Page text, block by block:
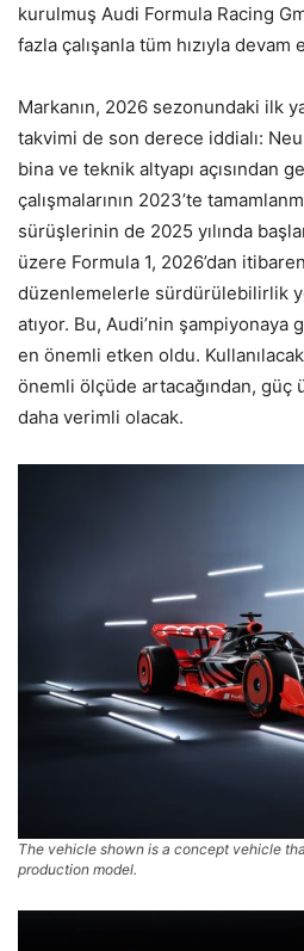
kurulmuş Audi Formula Racing
fazla çalışanla tüm hızıyla devam
Markanın, 2026 sezonundaki ilk
takvimi de son derece iddialı:
bina ve teknik altyapı açısından
çalışmalarının 2023’te
sürüşlerinin de 2025 yılında
üzere Formula 1, 2026’dan
düzenlemelerle sürdürülebilirlik
atıyor. Bu, Audi’nin şampiyonaya
en önemli etken oldu.
önemli ölçüde artacağından,
daha verimli olacak.
The vehicle shown is a concept vehicle
production model.